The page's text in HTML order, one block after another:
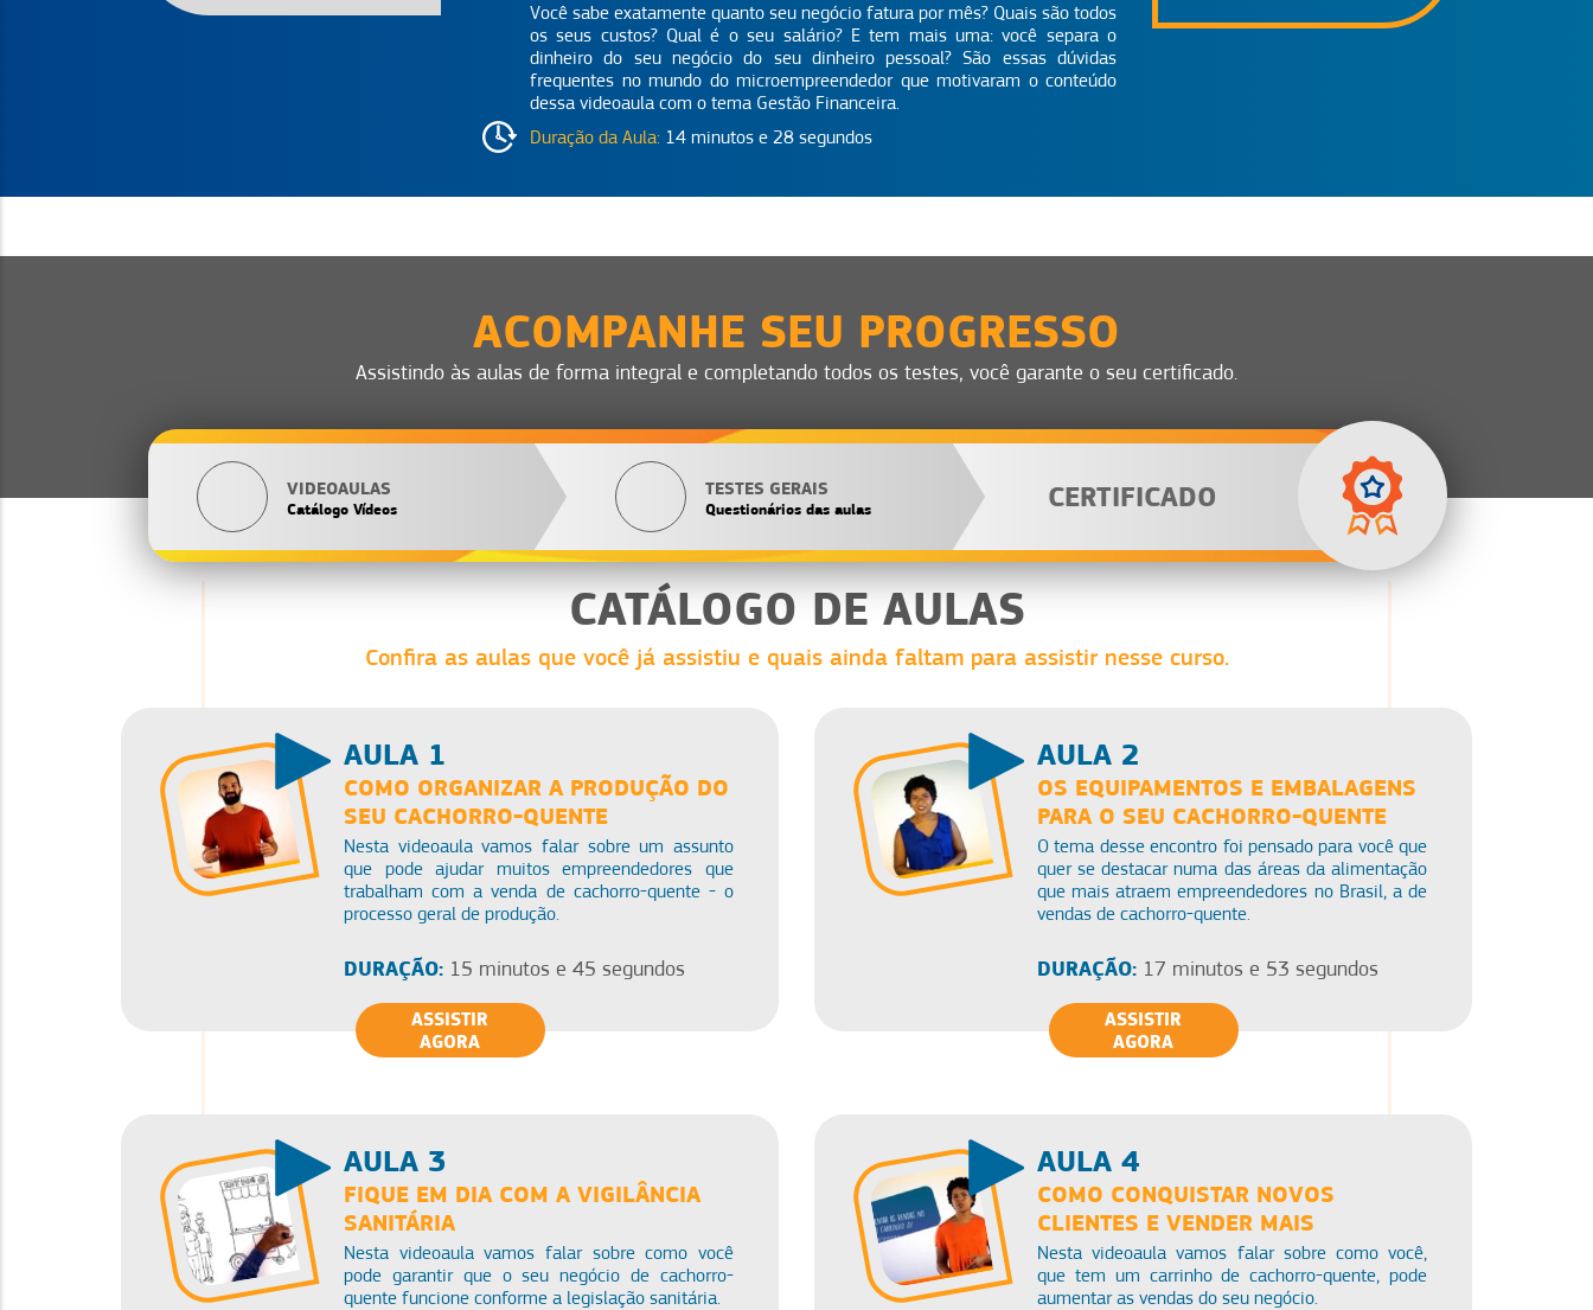
utilizando Facebook,
Você sabe exatamente quanto seu negócio fatura por mês? Quais são todos
os seus custos? Qual é o seu salário? E tem mais uma: você separa o
dinheiro do seu negócio do seu dinheiro pessoal? São essas dúvidas
frequentes no mundo do microempreendedor que motivaram o conteúdo
dessa videoaula com o tema Gestão Financeira.
Duração da Aula: 14 minutos e 28 segundos
ACOMPANHE SEU PROGRESSO
Assistindo às aulas de forma integral e completando todos os testes, você garante o seu certificado.
VIDEOAULAS
Catálogo Vídeos
TESTES GERAIS
Questionários das aulas CERTIFICADO
CATÁLOGO DE AULAS
Confira as aulas que você já assistiu e quais ainda faltam para assistir nesse curso.
AULA 1
COMO ORGANIZAR A PRODUÇÃO DO
SEU CACHORRO-QUENTE
Nesta videoaula vamos falar sobre um assunto
que pode ajudar muitos empreendedores que
trabalham com a venda de cachorro-quente - o
processo geral de produção.
DURAÇÃO: 15 minutos e 45 segundos
ASSISTIR
AGORA
AULA 2
OS EQUIPAMENTOS E EMBALAGENS
PARA O SEU CACHORRO-QUENTE
O tema desse encontro foi pensado para você que
quer se destacar numa das áreas da alimentação
que mais atraem empreendedores no Brasil, a de
vendas de cachorro-quente.
DURAÇÃO: 17 minutos e 53 segundos
ASSISTIR
AGORA
AULA 3
FIQUE EM DIA COM A VIGILÂNCIA
SANITÁRIA
Nesta videoaula vamos falar sobre como você
pode garantir que o seu negócio de cachorro-
quente funcione conforme a legislação sanitária.
AULA 4
COMO CONQUISTAR NOVOS
CLIENTES E VENDER MAIS
Nesta videoaula vamos falar sobre como você,
que tem um carrinho de cachorro-quente, pode
aumentar as vendas do seu negócio.